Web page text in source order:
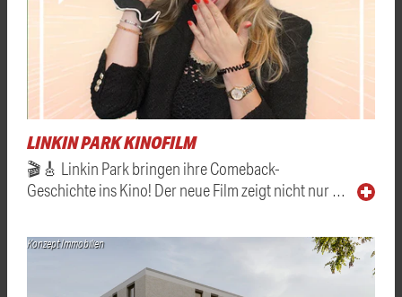
LINKIN PARK KINOFILM
🎬🎸 Linkin Park bringen ihre Comeback-
Geschichte ins Kino! Der neue Film zeigt nicht nur …
Konzept Immobilien